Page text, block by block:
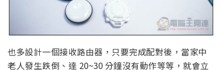
也多設計一個接收路由器，只要完成配對後，當家中
老人發生跌倒、達 20~30 分鐘沒有動作等等，就會立